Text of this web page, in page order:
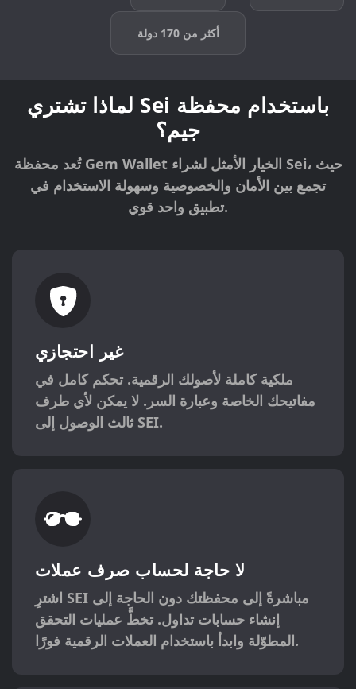
أكثر من 170 دولة
لماذا تشتري Sei باستخدام محفظة
جيم؟
تُعد محفظة Gem Wallet الخيار الأمثل لشراء Sei، حيث
تجمع بين الأمان والخصوصية وسهولة الاستخدام في
تطبيق واحد قوي.
غير احتجازي
ملكية كاملة لأصولك الرقمية. تحكم كامل في
مفاتيحك الخاصة وعبارة السر. لا يمكن لأي طرف
ثالث الوصول إلى SEI.
لا حاجة لحساب صرف عملات
اشترِ SEI مباشرةً إلى محفظتك دون الحاجة إلى
إنشاء حسابات تداول. تخطَّ عمليات التحقق
المطوّلة وابدأ باستخدام العملات الرقمية فورًا.